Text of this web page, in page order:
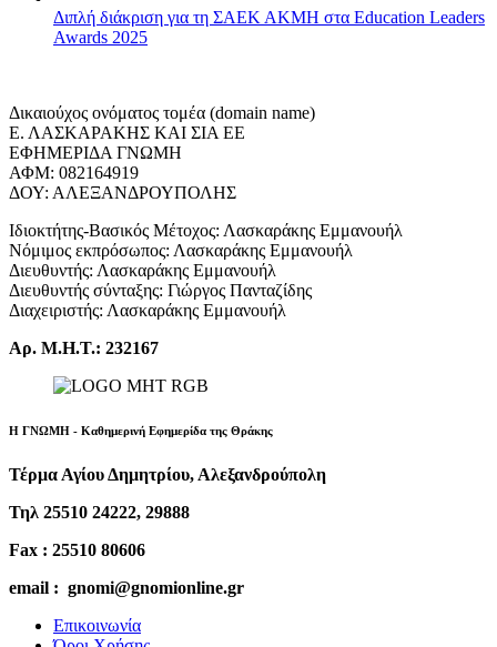
Διπλή διάκριση για τη ΣΑΕΚ ΑΚΜΗ στα Education Leaders
Awards 2025
Δικαιούχος ονόματος τομέα (domain name)
Ε. ΛΑΣΚΑΡΑΚΗΣ ΚΑΙ ΣΙΑ ΕΕ
ΕΦΗΜΕΡΙΔΑ ΓΝΩΜΗ
ΑΦΜ: 082164919
ΔΟΥ: ΑΛΕΞΑΝΔΡΟΥΠΟΛΗΣ
Ιδιοκτήτης-Βασικός Μέτοχος: Λασκαράκης Εμμανουήλ
Νόμιμος εκπρόσωπος: Λασκαράκης Εμμανουήλ
Διευθυντής: Λασκαράκης Εμμανουήλ
Διευθυντής σύνταξης: Γιώργος Πανταζίδης
Διαχειριστής: Λασκαράκης Εμμανουήλ
Αρ. Μ.Η.Τ.: 232167
Η ΓΝΩΜΗ - Καθημερινή Εφημερίδα της Θράκης
Τέρμα Αγίου Δημητρίου, Αλεξανδρούπολη
Τηλ 25510 24222, 29888
Fax : 25510 80606
email : gnomi@gnomionline.gr
Επικοινωνία